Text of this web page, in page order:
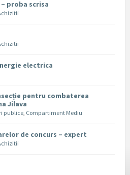
proba scrisa
electrica
pentru combaterea
Jilava
publice, Compartiment Mediu
de concurs – expert